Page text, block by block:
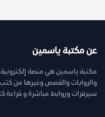
عن مكتبة ياسمين
مكتبة ياسمين هي منصة إلكترونية
سيرفرات وروابط مباشرة و قراءة